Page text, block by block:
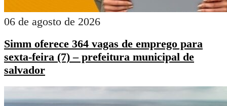
06 de agosto de 2026
Simm oferece 364 vagas de emprego para
sexta-feira (7) – prefeitura municipal de
salvador